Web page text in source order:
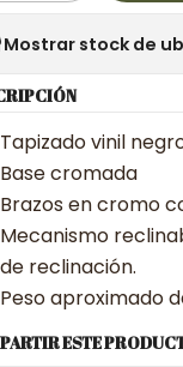
Mostrar stock de
Tapizado vinil
Base cromada
Brazos en cromo
Mecanismo
de reclinación.
Peso aproximado
ESTE